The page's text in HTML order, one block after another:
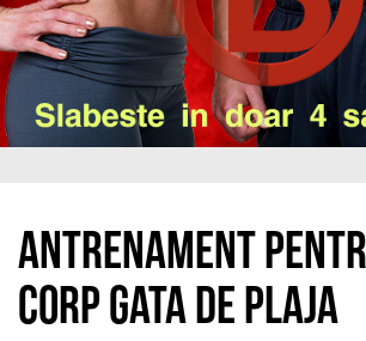
Antrenament
corp gata de plaja